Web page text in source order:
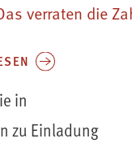
verraten die
in
zu Einladung